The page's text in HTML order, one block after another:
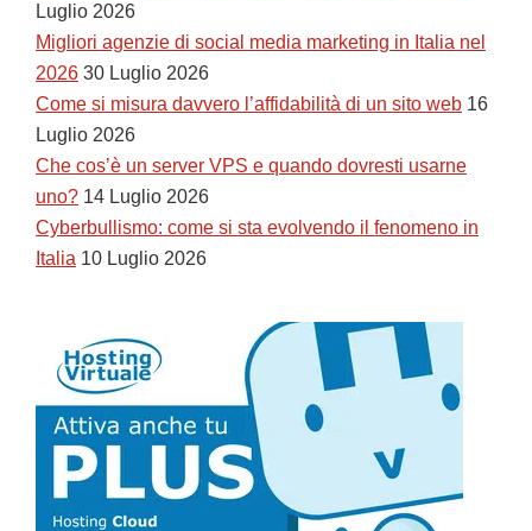
Luglio 2026
Migliori agenzie di social media marketing in Italia nel
2026 30 Luglio 2026
Come si misura davvero l’affidabilità di un sito web 16
Luglio 2026
Che cos’è un server VPS e quando dovresti usarne
uno? 14 Luglio 2026
Cyberbullismo: come si sta evolvendo il fenomeno in
Italia 10 Luglio 2026